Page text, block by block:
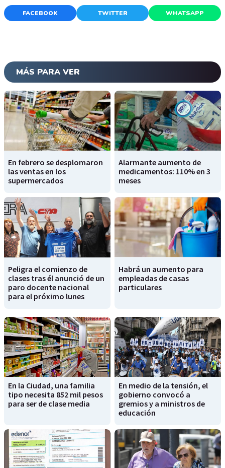
FACEBOOK TWITTER WHATSAPP
MÁS PARA VER
En febrero se desplomaron
las ventas en los
supermercados
Alarmante aumento de
medicamentos: 110% en 3
meses
Peligra el comienzo de
clases tras él anunció de un
paro docente nacional
para el próximo lunes
Habrá un aumento para
empleadas de casas
particulares
En la Ciudad, una familia
tipo necesita 852 mil pesos
para ser de clase media
En medio de la tensión, el
gobierno convocó a
gremios y a ministros de
educación